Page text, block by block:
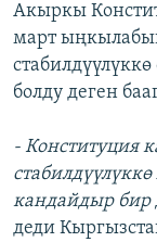
Акыркы
март
болду деген
- Конституция
кандайдыр бир
деди